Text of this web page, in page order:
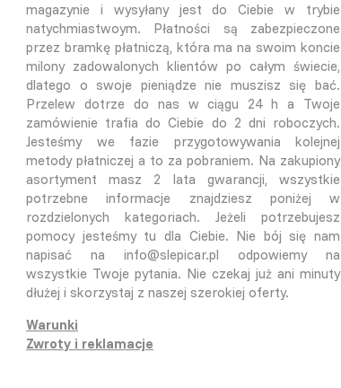
magazynie i wysyłany jest do Ciebie w trybie
natychmiastwoym. Płatności są zabezpieczone
przez bramkę płatniczą, która ma na swoim koncie
milony zadowalonych klientów po całym świecie,
dlatego o swoje pieniądze nie muszisz się bać.
Przelew dotrze do nas w ciągu 24 h a Twoje
zamówienie trafia do Ciebie do 2 dni roboczych.
Jesteśmy we fazie przygotowywania kolejnej
metody płatniczej a to za pobraniem. Na zakupiony
asortyment masz 2 lata gwarancji, wszystkie
potrzebne informacje znajdziesz poniżej w
rozdzielonych kategoriach. Jeżeli potrzebujesz
pomocy jesteśmy tu dla Ciebie. Nie bój się nam
napisać na info@slepicar.pl odpowiemy na
wszystkie Twoje pytania. Nie czekaj już ani minuty
dłużej i skorzystaj z naszej szerokiej oferty.
Warunki
Zwroty i reklamacje